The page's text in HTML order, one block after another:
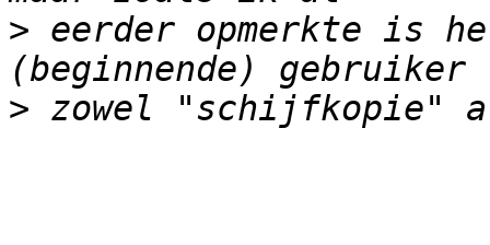
> eerder opmerkte is
>